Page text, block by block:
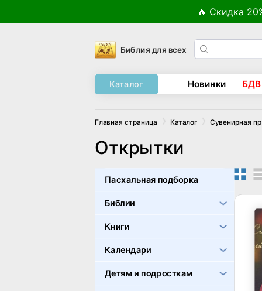
🔥 Скидка
Библия для всех
Каталог Новинки БДВ
Главная страница Каталог Сувенирная
Открытки
Пасхальная подборка
Библии
Книги
Календари
Детям и подросткам